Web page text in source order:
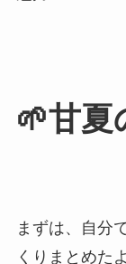
🌱甘夏
まずは、自分
くりまとめた